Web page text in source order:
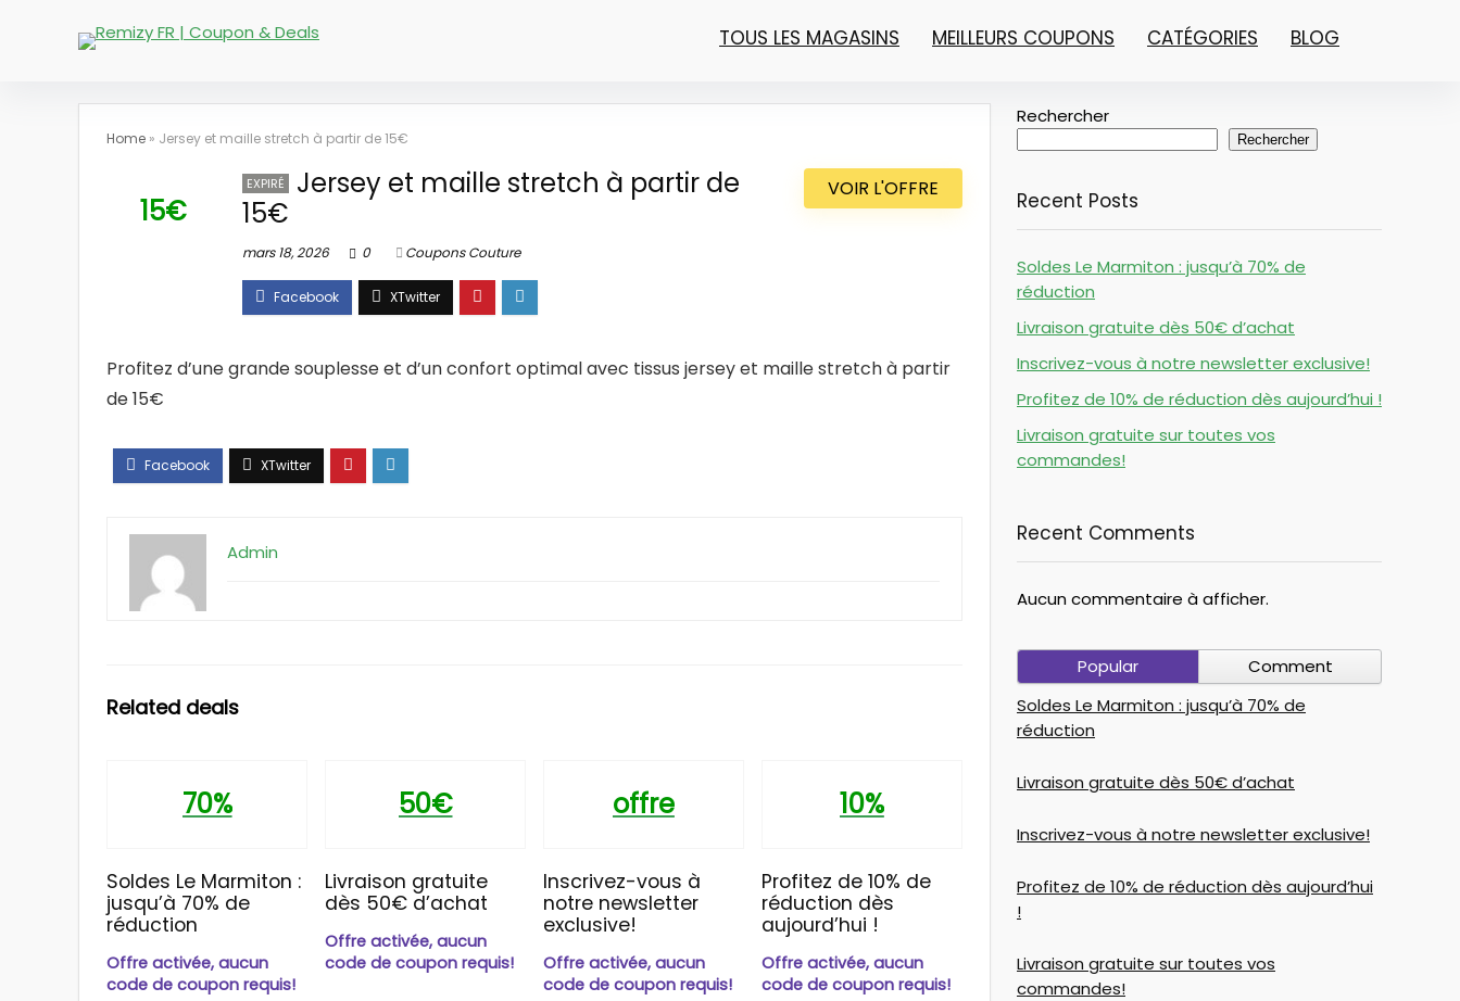
TOUS LES MAGASINS MEILLEURS COUPONS CATÉGORIES BLOG
Home » Jersey et maille stretch à partir de 15€
15€
EXPIRÉ
Jersey et maille stretch à partir de
15€
mars 18, 2026 0 Coupons Couture
VOIR L'OFFRE
Profitez d’une grande souplesse et d’un confort optimal avec tissus jersey et maille stretch à partir
de 15€
Admin
Related deals
70%
Soldes Le Marmiton :
jusqu’à 70% de
réduction
Offre activée, aucun
code de coupon requis!
50€
Livraison gratuite
dès 50€ d’achat
Offre activée, aucun
code de coupon requis!
offre
Inscrivez-vous à
notre newsletter
exclusive!
Offre activée, aucun
code de coupon requis!
10%
Profitez de 10% de
réduction dès
aujourd’hui !
Offre activée, aucun
code de coupon requis!
Rechercher
Rechercher
Recent Posts
Soldes Le Marmiton : jusqu’à 70% de
réduction
Livraison gratuite dès 50€ d’achat
Inscrivez-vous à notre newsletter exclusive!
Profitez de 10% de réduction dès aujourd’hui !
Livraison gratuite sur toutes vos
commandes!
Recent Comments
Aucun commentaire à afficher.
Popular
Comment
Soldes Le Marmiton : jusqu’à 70% de
réduction
Livraison gratuite dès 50€ d’achat
Inscrivez-vous à notre newsletter exclusive!
Profitez de 10% de réduction dès aujourd’hui
!
Livraison gratuite sur toutes vos
commandes!